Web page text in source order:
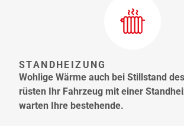
STANDHEIZUNG
Wohlige Wärme auch bei Stillstand
rüsten Ihr Fahrzeug mit einer
warten Ihre bestehende.